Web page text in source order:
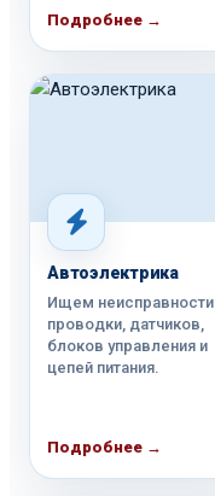
Подробнее →
Автоэлектрика
Ищем неисправности
проводки, датчиков,
блоков управления и
цепей питания.
Подробнее →